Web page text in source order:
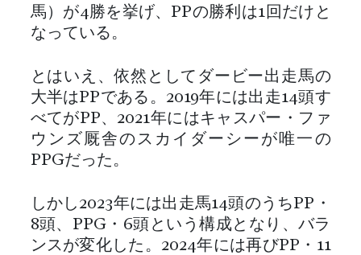
馬）が4勝を挙げ、PPの勝利は1回だけと
なっている。
とはいえ、依然としてダービー出走馬の
大半はPPである。2019年には出走14頭す
べてがPP、2021年にはキャスパー・ファ
ウンズ厩舎のスカイダーシーが唯一の
PPGだった。
しかし2023年には出走馬14頭のうちPP・
8頭、PPG・6頭という構成となり、バラ
ンスが変化した。2024年には再びPP・11